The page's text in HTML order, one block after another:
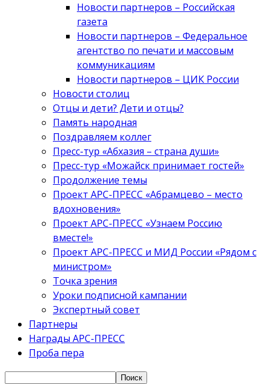
Новости партнеров – Российская
газета
Новости партнеров – Федеральное
агентство по печати и массовым
коммуникациям
Новости партнеров – ЦИК России
Новости столиц
Отцы и дети? Дети и отцы?
Память народная
Поздравляем коллег
Пресс-тур «Абхазия – страна души»
Пресс-тур «Можайск принимает гостей»
Продолжение темы
Проект АРС-ПРЕСС «Абрамцево – место
вдохновения»
Проект АРС-ПРЕСС «Узнаем Россию
вместе!»
Проект АРС-ПРЕСС и МИД России «Рядом с
министром»
Точка зрения
Уроки подписной кампании
Экспертный совет
Партнеры
Награды АРС-ПРЕСС
Проба пера